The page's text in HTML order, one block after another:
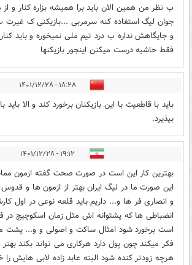
ب نظر من همین الان باید برا همیشه بزاره کنار و
جوان لیگ استفاده کنه سرمربی ...بازیکنی ک غیرت
و جایگاهش نداره ب درد تیم ملی نمیخوره و باید
فقط حاشیه درست میکنن اینجور بازیکنها
۱۸:۲۸ - ۱۴۰۱/۱۲/۲۸
باید با قاطعیت با این بازیکنان برخورد کند و الا باید
بپذیرد.
۱۹:۱۲ - ۱۴۰۱/۱۲/۲۸
بهترین کار این است در صورت صحت گفته ازمون
این صورت ما در لیگ ایران بهتر از ازمون ها و
و انصاری فر ها و... داریم باید قلعه نوعی در اول
انضباطی ها که پشتوانه اش مثل زمان اسکوچیچ در
است برخورد شود امثال ساکت و اصولی و و... پشت
فکر میکند چون پول دارد هرکاری می تواند بکند
هرچه زودتر کنده شود البته عابد زاده لابی هایش را